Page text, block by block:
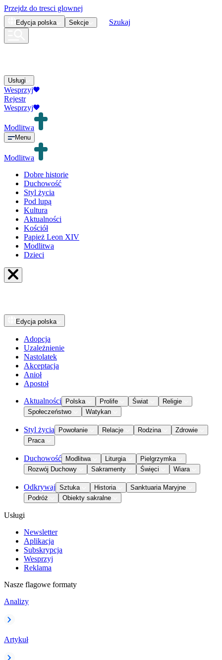
Przejdz do tresci glownej
Edycja polska Sekcje Szukaj
Usługi
Wesprzyj
Rejestr
Wesprzyj
Modlitwa
Menu
Modlitwa
Dobre historie
Duchowość
Styl życia
Pod lupą
Kultura
Aktualności
Kościół
Papież Leon XIV
Modlitwa
Dzieci
Edycja polska
Adopcja
Uzależnienie
Nastolatek
Akceptacja
Anioł
Apostoł
Aktualności Polska Prolife Świat
Religie
Społeczeństwo
Watykan
Styl życia Powołanie Relacje Rodzina
Zdrowie
Praca
Duchowość Modlitwa Liturgia
Pielgrzymka
Rozwój Duchowy
Sakramenty Święci Wiara
Odkrywaj Sztuka Historia
Sanktuaria Maryjne
Podróż
Obiekty sakralne
Usługi
Newsletter
Aplikacja
Subskrypcja
Wesprzyj
Reklama
Nasze flagowe formaty
Analizy
Artykuł